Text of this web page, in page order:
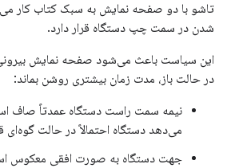
تاشو با دو صفحه نمایش به سبک کتاب کار
شدن در سمت چپ دستگاه قرار دارد.
این سیاست باعث می‌شود صفحه نمایش
در حالت باز، مدت زمان بیشتری روشن بماند:
نیمه سمت راست دستگاه عمدتاً صاف
می‌دهد دستگاه احتمالاً در حالت گوه‌ای
جهت دستگاه به صورت افقی معکوس